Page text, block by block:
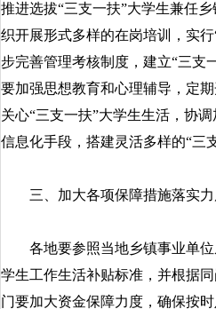
推进选拔“三支一扶”大学生兼任
织开展形式多样的在岗培训，实
步完善管理考核制度，建立“三支
要加强思想教育和心理辅导，定
关心“三支一扶”大学生生活，协
信息化手段，搭建灵活多样的“三
三、加大各项保障措施落实力
各地要参照当地乡镇事业单位
学生工作生活补贴标准，并根据
门要加大资金保障力度，确保按